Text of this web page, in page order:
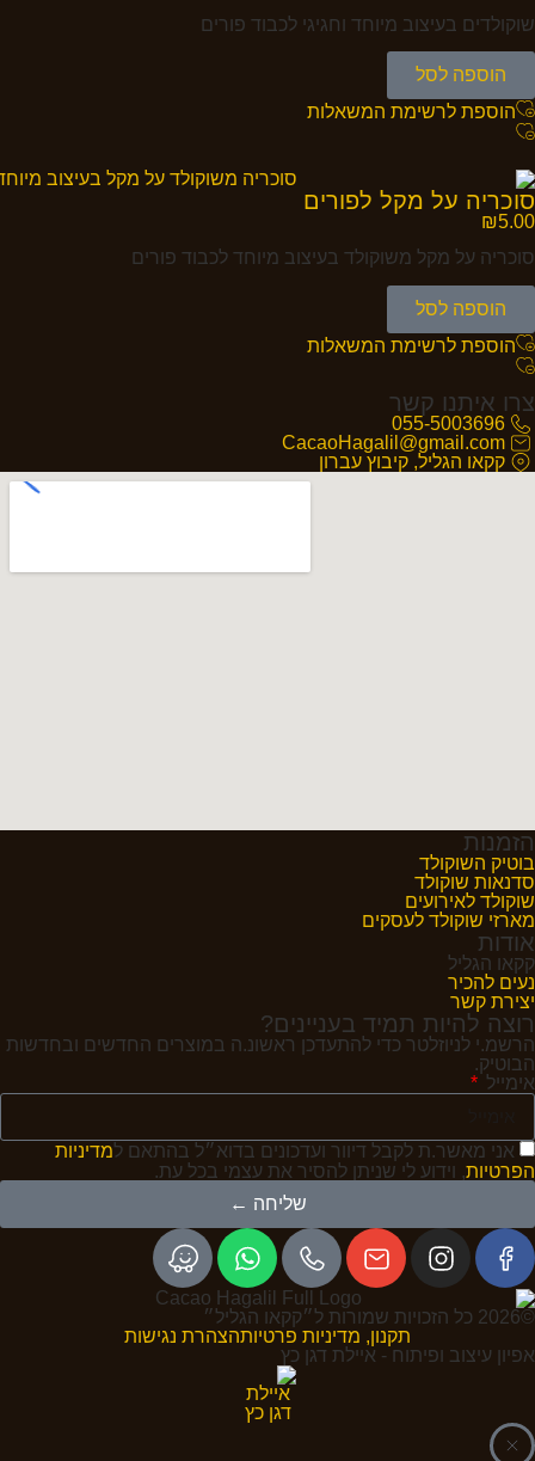
שוקולדים בעיצוב מיוחד וחגיגי לכבוד פורים
הוספה לסל
הוספת לרשימת המשאלות
סוכריה על מקל לפורים
₪5.00
סוכריה על מקל משוקולד בעיצוב מיוחד לכבוד פורים
הוספה לסל
הוספת לרשימת המשאלות
צרו איתנו קשר
055-5003696
CacaoHagalil@gmail.com
קקאו הגליל, קיבוץ עברון
הזמנות
בוטיק השוקולד
סדנאות שוקולד
שוקולד לאירועים
מארזי שוקולד לעסקים
אודות
קקאו הגליל
נעים להכיר
יצירת קשר
רוצה להיות תמיד בעניינים?
הרשמ.י לניוזלטר כדי להתעדכן ראשונ.ה במוצרים החדשים ובחדשות
הבוטיק.
אימייל
אני מאשר.ת לקבל דיוור ועדכונים בדוא״ל בהתאם למדיניות
הפרטיות , וידוע לי שניתן להסיר את עצמי בכל עת.
שליחה ←
©2026 כל הזכויות שמורות ל״קקאו הגליל״
תקנון, מדיניות פרטיותהצהרת נגישות
אפיון עיצוב ופיתוח - איילת דגן כץ